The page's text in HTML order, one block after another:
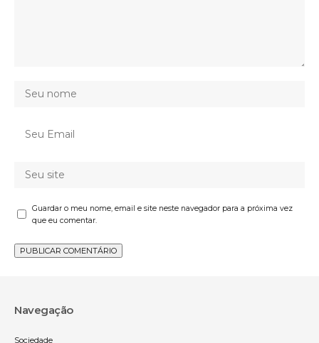
Guardar o meu nome, email e site neste navegador para a próxima vez
que eu comentar.
Navegação
Sociedade